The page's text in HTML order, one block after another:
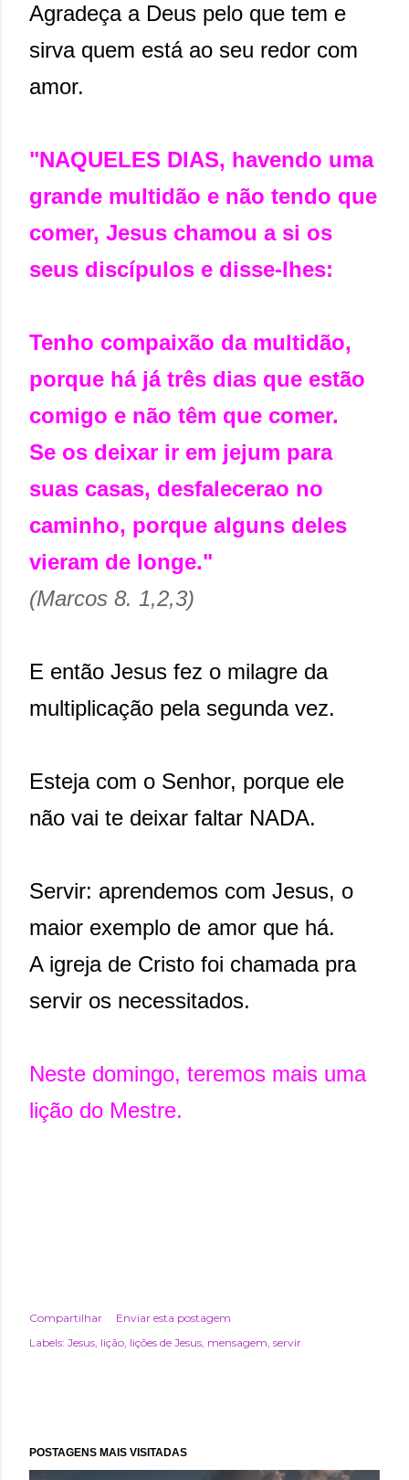
Agradeça a Deus pelo que tem e
sirva quem está ao seu redor com
amor.
"NAQUELES DIAS, havendo uma
grande multidão e não tendo que
comer, Jesus chamou a si os
seus discípulos e disse-lhes:
Tenho compaixão da multidão,
porque há já três dias que estão
comigo e não têm que comer.
Se os deixar ir em jejum para
suas casas, desfalecerao no
caminho, porque alguns deles
vieram de longe."
(Marcos 8. 1,2,3)
E então Jesus fez o milagre da
multiplicação pela segunda vez.
Esteja com o Senhor, porque ele
não vai te deixar faltar NADA.
Servir: aprendemos com Jesus, o
maior exemplo de amor que há.
A igreja de Cristo foi chamada pra
servir os necessitados.
Neste domingo, teremos mais uma
lição do Mestre.
Compartilhar
Enviar esta postagem
Labels: Jesus lição lições de Jesus mensagem servir
POSTAGENS MAIS VISITADAS